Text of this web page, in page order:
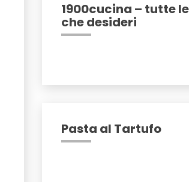
1900cucina – tutte
che desideri
Pasta al Tartufo